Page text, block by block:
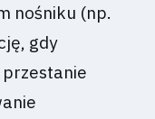
nośniku (np.
gdy